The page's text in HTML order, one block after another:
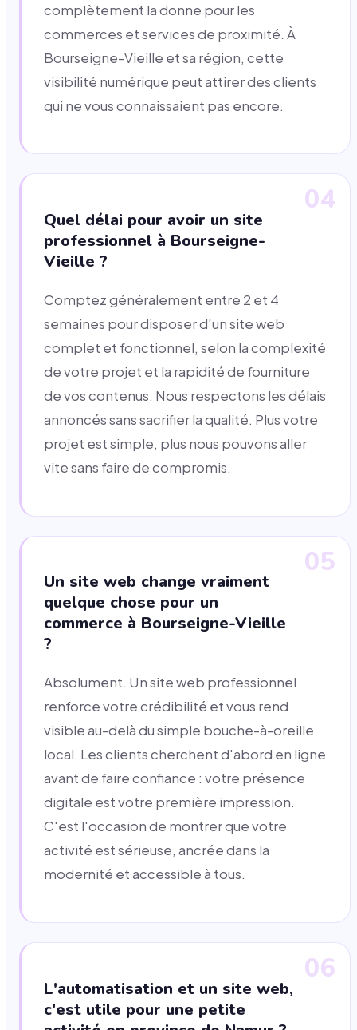
complètement la donne pour les
commerces et services de proximité. À
Bourseigne-Vieille et sa région, cette
visibilité numérique peut attirer des clients
qui ne vous connaissaient pas encore.
04
Quel délai pour avoir un site
professionnel à Bourseigne-
Vieille ?
Comptez généralement entre 2 et 4
semaines pour disposer d'un site web
complet et fonctionnel, selon la complexité
de votre projet et la rapidité de fourniture
de vos contenus. Nous respectons les délais
annoncés sans sacrifier la qualité. Plus votre
projet est simple, plus nous pouvons aller
vite sans faire de compromis.
05
Un site web change vraiment
quelque chose pour un
commerce à Bourseigne-Vieille
?
Absolument. Un site web professionnel
renforce votre crédibilité et vous rend
visible au-delà du simple bouche-à-oreille
local. Les clients cherchent d'abord en ligne
avant de faire confiance : votre présence
digitale est votre première impression.
C'est l'occasion de montrer que votre
activité est sérieuse, ancrée dans la
modernité et accessible à tous.
06
L'automatisation et un site web,
c'est utile pour une petite